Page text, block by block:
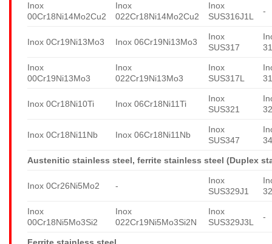
Inox
00Cr18Ni14Mo2Cu2
Inox
022Cr18Ni14Mo2Cu2
Inox
SUS316J1L
-
Inox 0Cr19Ni13Mo3 Inox 06Cr19Ni13Mo3
Inox
SUS317
Inox
00Cr19Ni13Mo3
Inox
022Cr19Ni13Mo3
Inox
SUS317L
Inox 0Cr18Ni10Ti Inox 06Cr18Ni11Ti
Inox
SUS321
Inox 0Cr18Ni11Nb Inox 06Cr18Ni11Nb
Inox
SUS347
Austenitic stainless steel, ferrite stainless steel (Duplex
Inox 0Cr26Ni5Mo2 -
Inox
SUS329J1
Inox
00Cr18Ni5Mo3Si2
Inox
022Cr19Ni5Mo3Si2N
Inox
SUS329J3L
-